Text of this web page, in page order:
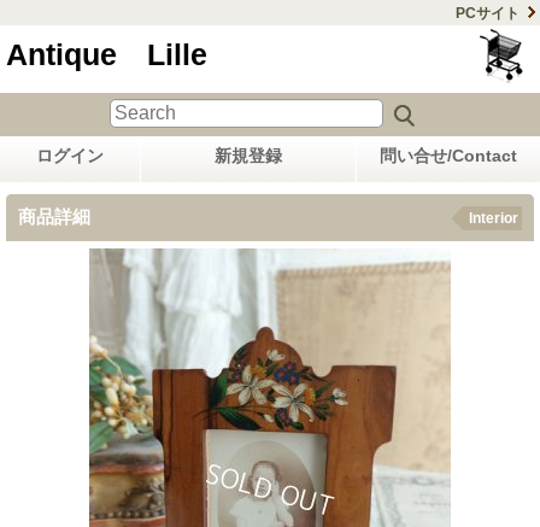
PCサイト
Antique Lille
ログイン 新規登録 問い合せ/Contact
商品詳細 Interior